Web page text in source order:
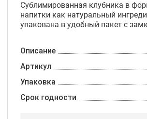
Сублимированная клубника в
напитки как натуральный
упакована в удобный пакет с
Описание
Артикул
Упаковка
Срок годности